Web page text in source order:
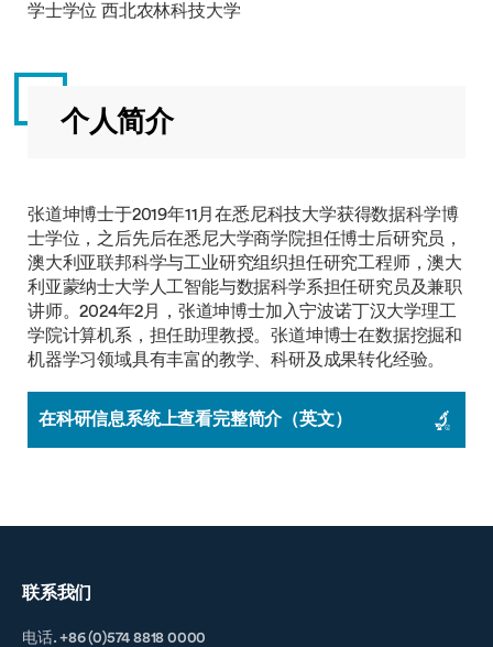
学士学位 西北农林科技大学
个人简介
张道坤博士于2019年11月在悉尼科技大学获得数据科学博
士学位，之后先后在悉尼大学商学院担任博士后研究员，
澳大利亚联邦科学与工业研究组织担任研究工程师，澳大
利亚蒙纳士大学人工智能与数据科学系担任研究员及兼职
讲师。2024年2月，张道坤博士加入宁波诺丁汉大学理工
学院计算机系，担任助理教授。张道坤博士在数据挖掘和
机器学习领域具有丰富的教学、科研及成果转化经验。
在科研信息系统上查看完整简介（英文）
联系我们
电话. +86 (0)574 8818 0000